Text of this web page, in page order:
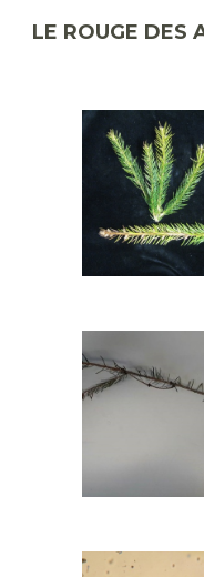
LE ROUGE DES